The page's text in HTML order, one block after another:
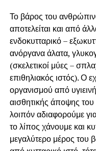
Το βάρος του
αποτελείται και από
ενδοκυτταρικό –
ανόργανα άλατα,
(σκελετικοί μύες –
επιθηλιακός ιστός). Ο
οργανισμού από
αισθητικής άποψης
λοιπόν αδιαφορούμε
το λίπος χάνουμε και
μεγαλύτερο μέρος του